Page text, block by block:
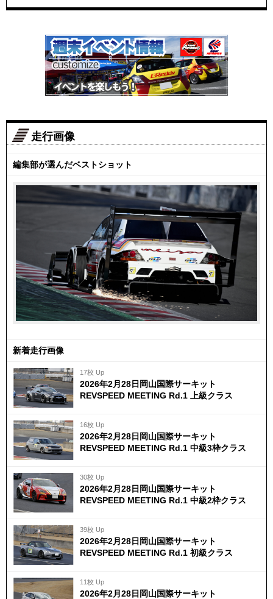
走行画像
編集部が選んだベストショット
新着走行画像
17枚 Up
2026年2月28日岡山国際サーキット
REVSPEED MEETING Rd.1 上級クラス
16枚 Up
2026年2月28日岡山国際サーキット
REVSPEED MEETING Rd.1 中級3枠クラス
30枚 Up
2026年2月28日岡山国際サーキット
REVSPEED MEETING Rd.1 中級2枠クラス
39枚 Up
2026年2月28日岡山国際サーキット
REVSPEED MEETING Rd.1 初級クラス
11枚 Up
2026年2月28日岡山国際サーキット